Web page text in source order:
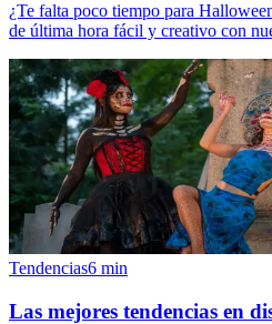
¿Te falta poco tiempo para
de última hora fácil y creativo con
Tendencias6 min
Las mejores tendencias en